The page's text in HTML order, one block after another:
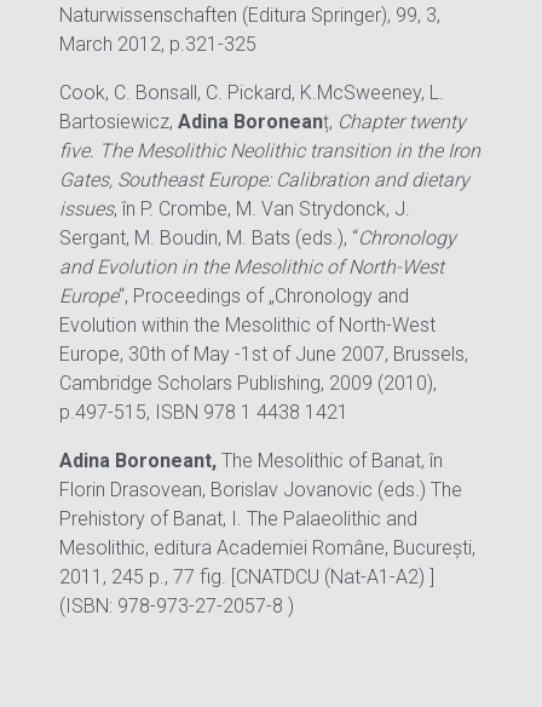
Naturwissenschaften (Editura Springer), 99, 3,
March 2012, p.321-325
Cook, C. Bonsall, C. Pickard, K.McSweeney, L.
Bartosiewicz,Adina Boroneanț, Chapter twenty
five. The Mesolithic Neolithic transition in the Iron
Gates, Southeast Europe: Calibration and dietary
issues, în P. Crombe, M. Van Strydonck, J.
Sergant, M. Boudin, M. Bats (eds.), “Chronology
and Evolution in the Mesolithic of North-West
Europe“, Proceedings of „Chronology and
Evolution within the Mesolithic of North-West
Europe, 30th of May -1st of June 2007, Brussels,
Cambridge Scholars Publishing, 2009 (2010),
p.497-515, ISBN 978 1 4438 1421
Adina Boroneant, The Mesolithic of Banat, în
Florin Drasovean, Borislav Jovanovic (eds.) The
Prehistory of Banat, I. The Palaeolithic and
Mesolithic, editura Academiei Române, București,
2011, 245 p., 77 fig. [CNATDCU (Nat-A1-A2) ]
(ISBN: 978-973-27-2057-8 )